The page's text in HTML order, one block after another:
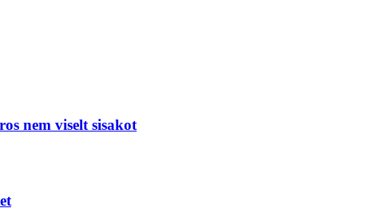
nem viselt sisakot